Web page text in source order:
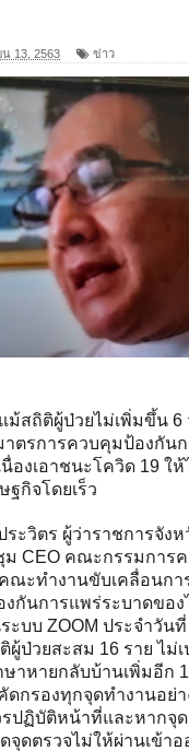
น 13, 2563 ข่าว
ม้สถิติผู้ป่วยไม่เพิ่มขึ้น 6
าตรการควบคุมป้องกัน
องเอาชนะโควิด 19 ให้
กิจโดยเร็ว
ะวิตร ผู้ว่าราชการจังห
ม CEO คณะกรรมการ
ณะทำงานขับเคลื่อนกา
กันการแพร่ระบาดของ
ะบบ ZOOM ประจำวัน
ผู้ป่วยสะสม 16 ราย ไม่
าหายกลับบ้านเพิ่มอีก
กรองทุกจุดทำงานอย่า
รปฏิบัติหน้าที่และหากจุ
จุดตรวจไม่ให้ผ่านเข้า